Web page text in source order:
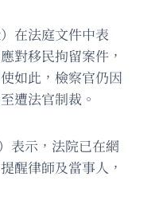
在法庭文件中表
對移民拘留案件，
如此，檢察官仍因
遭法官制裁。
表示，法院已在網
醒律師及當事人，